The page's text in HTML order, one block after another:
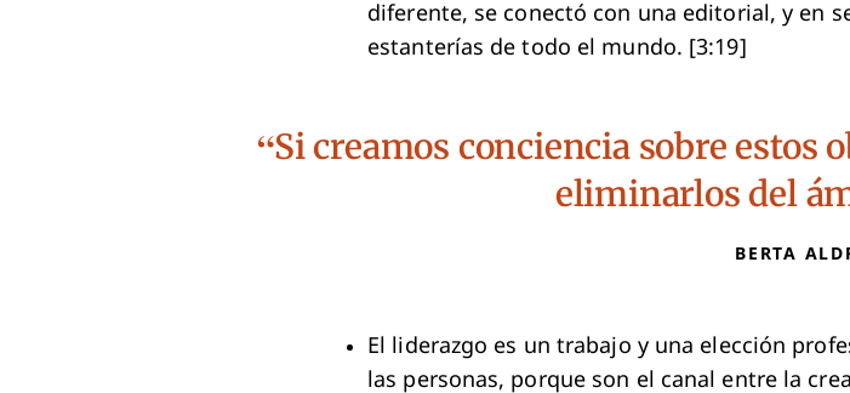
diferente, se conectó con una editorial, y en
estanterías de todo el mundo. [3:19]
Si creamos conciencia sobre estos
eliminarlos del
BERTA
El liderazgo es un trabajo y una elección
las personas, porque son el canal entre la